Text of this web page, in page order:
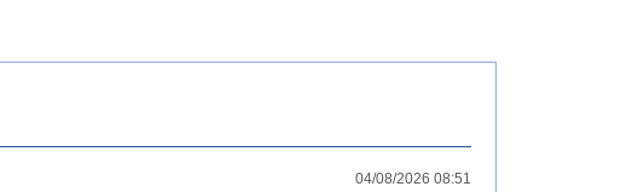
04/08/2026 08:51